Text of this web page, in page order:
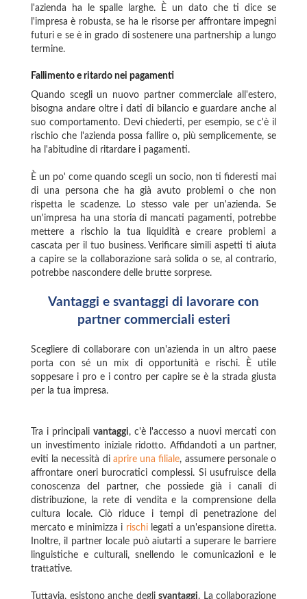
l'azienda ha le spalle larghe. È un dato che ti dice se
l'impresa è robusta, se ha le risorse per affrontare impegni
futuri e se è in grado di sostenere una partnership a lungo
termine.
Fallimento e ritardo nei pagamenti
Quando scegli un nuovo partner commerciale all'estero,
bisogna andare oltre i dati di bilancio e guardare anche al
suo comportamento. Devi chiederti, per esempio, se c'è il
rischio che l'azienda possa fallire o, più semplicemente, se
ha l'abitudine di ritardare i pagamenti.
È un po' come quando scegli un socio, non ti fideresti mai
di una persona che ha già avuto problemi o che non
rispetta le scadenze. Lo stesso vale per un'azienda. Se
un'impresa ha una storia di mancati pagamenti, potrebbe
mettere a rischio la tua liquidità e creare problemi a
cascata per il tuo business. Verificare simili aspetti ti aiuta
a capire se la collaborazione sarà solida o se, al contrario,
potrebbe nascondere delle brutte sorprese.
Vantaggi e svantaggi di lavorare con
partner commerciali esteri
Scegliere di collaborare con un'azienda in un altro paese
porta con sé un mix di opportunità e rischi. È utile
soppesare i pro e i contro per capire se è la strada giusta
per la tua impresa.
Tra i principali vantaggi, c'è l'accesso a nuovi mercati con
un investimento iniziale ridotto. Affidandoti a un partner,
eviti la necessità di aprire una filiale, assumere personale o
affrontare oneri burocratici complessi. Si usufruisce della
conoscenza del partner, che possiede già i canali di
distribuzione, la rete di vendita e la comprensione della
cultura locale. Ciò riduce i tempi di penetrazione del
mercato e minimizza i rischi legati a un'espansione diretta.
Inoltre, il partner locale può aiutarti a superare le barriere
linguistiche e culturali, snellendo le comunicazioni e le
trattative.
Tuttavia, esistono anche degli svantaggi. La collaborazione